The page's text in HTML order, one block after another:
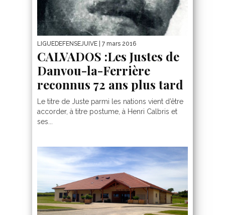
LIGUEDEFENSEJUIVE | 7 mars 2016
CALVADOS :Les Justes de
Danvou-la-Ferrière
reconnus 72 ans plus tard
Le titre de Juste parmi les nations vient d’être
accorder, à titre postume, à Henri Calbris et
ses...